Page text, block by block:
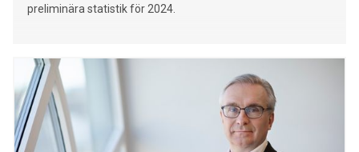
preliminära statistik för 2024.